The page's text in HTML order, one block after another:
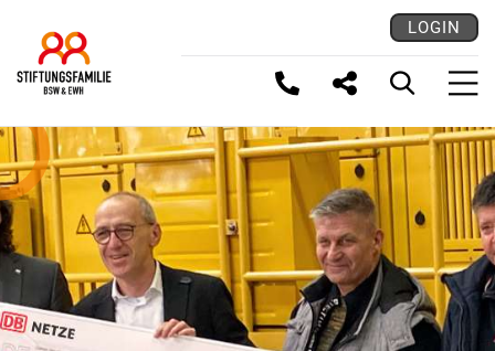
LOGIN
LINK KOPIEREN